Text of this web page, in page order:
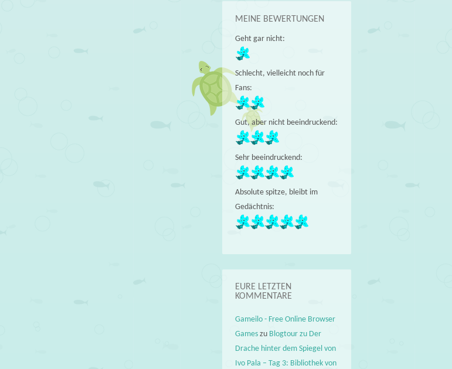
MEINE BEWERTUNGEN
Geht gar nicht:
Schlecht, vielleicht noch für
Fans:
Gut, aber nicht beeindruckend:
Sehr beeindruckend:
Absolute spitze, bleibt im
Gedächtnis:
EURE LETZTEN
KOMMENTARE
Gameilo - Free Online Browser
Games zu Blogtour zu Der
Drache hinter dem Spiegel von
Ivo Pala – Tag 3: Bibliothek von